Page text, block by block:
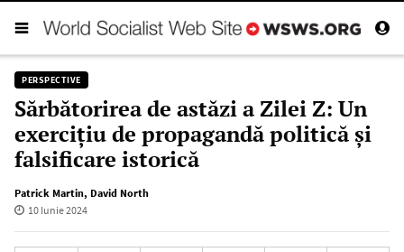
PERSPECTIVE
Sărbătorirea de astăzi a Zilei Z: Un
exercițiu de propagandă politică și
falsificare istorică
Patrick Martin, David North
10 Iunie 2024